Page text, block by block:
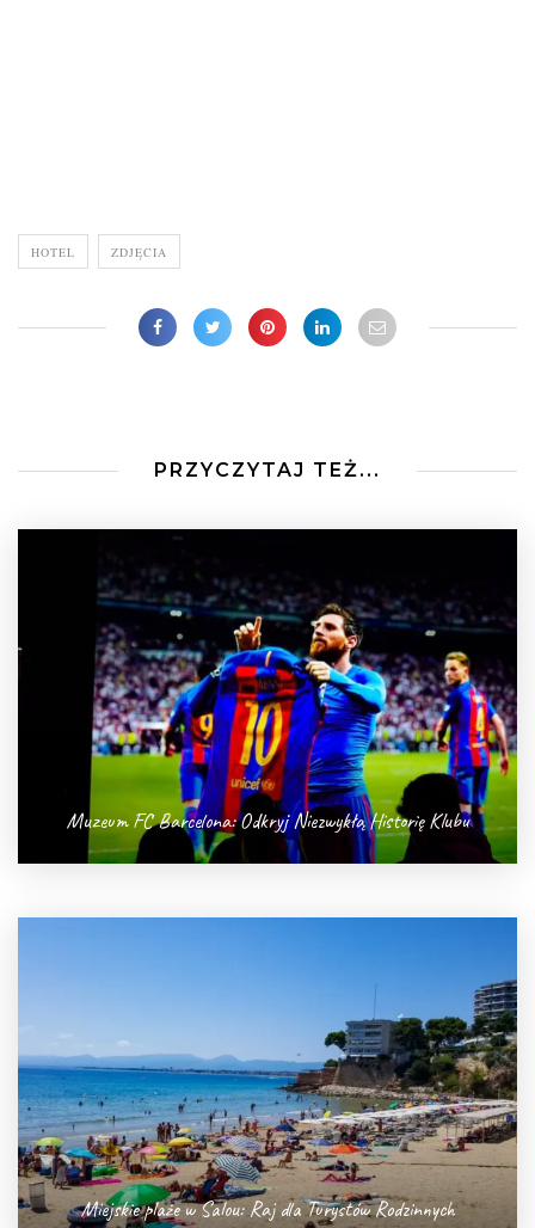
HOTEL ZDJĘCIA
PRZYCZYTAJ TEŻ...
Muzeum FC Barcelona: Odkryj Niezwykłą Historię Klubu
Miejskie plaże w Salou: Raj dla Turystów Rodzinnych